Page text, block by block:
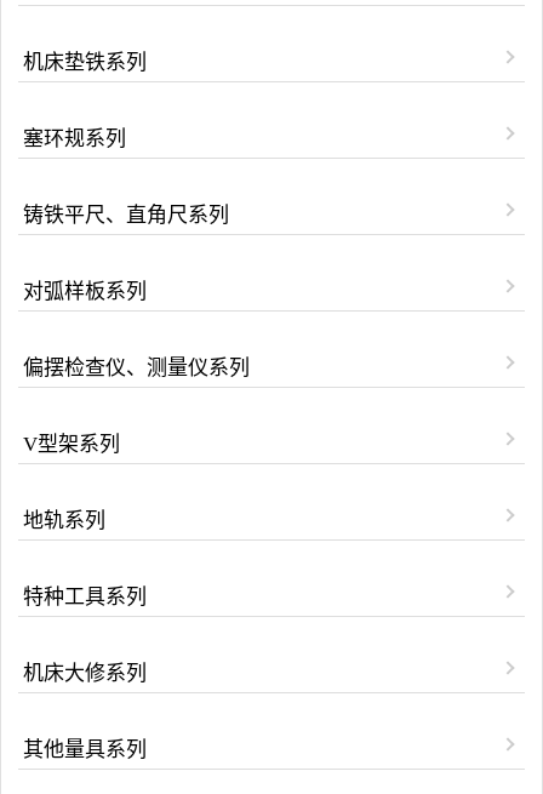
机床垫铁系列
塞环规系列
铸铁平尺、直角尺系列
对弧样板系列
偏摆检查仪、测量仪系列
V型架系列
地轨系列
特种工具系列
机床大修系列
其他量具系列